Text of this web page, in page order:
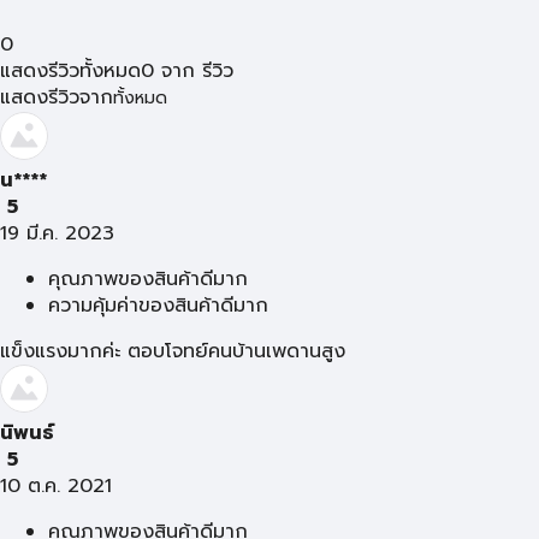
0
แสดงรีวิวทั้งหมด0 จาก รีวิว
แสดงรีวิวจากทั้งหมด
น****
5
19 มี.ค. 2023
คุณภาพของสินค้าดีมาก
ความคุ้มค่าของสินค้าดีมาก
แข็งแรงมากค่ะ ตอบโจทย์คนบ้านเพดานสูง
นิพนธ์
5
10 ต.ค. 2021
คุณภาพของสินค้าดีมาก